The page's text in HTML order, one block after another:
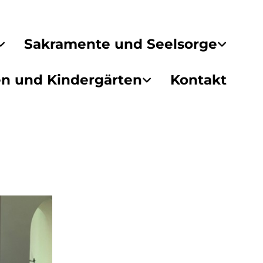
Sakramente und Seelsorge
und Kindergärten Kontakt